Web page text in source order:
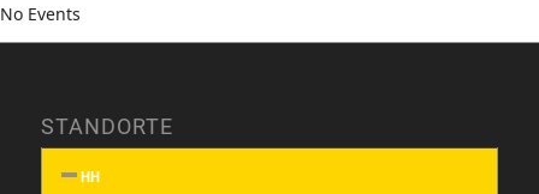
No Events
STANDORTE
HH